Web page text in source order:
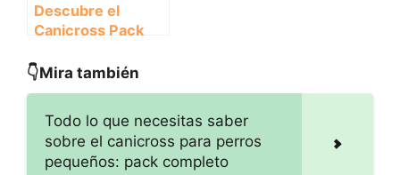
Descubre el
Canicross Pack
Diseño Exclusivo:
Correr con tu
Perro!
👇Mira también
Todo lo que necesitas saber
sobre el canicross para perros
pequeños: pack completo